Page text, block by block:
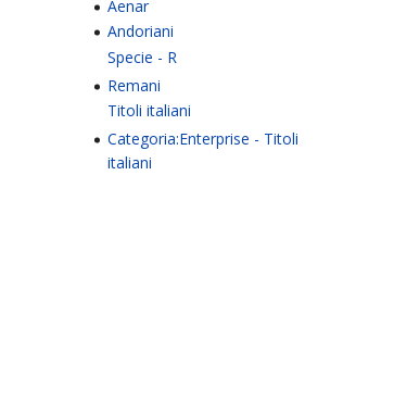
Aenar
Andoriani
Specie - R
Remani
Titoli italiani
Categoria:Enterprise - Titoli
italiani